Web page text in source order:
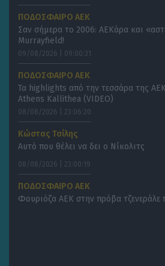
ΠΟΔΟΣΦΑΙΡΟ ΑΕΚ
Σαν σήμερα το 2006: ΑΕΚάρα και
Murrayfield!
09/08/2026 | 09:00:31
ΠΟΔΟΣΦΑΙΡΟ ΑΕΚ
Τα highlights από την τεσσάρα της
Athens Kallithea (VIDEO)
08/08/2026 | 23:06:20
Κώστας Τσίλης
Αυτό που θέλει να δει ο Νίκολιτς
08/08/2026 | 23:00:19
ΠΟΔΟΣΦΑΙΡΟ ΑΕΚ
Φουριόζα ΑΕΚ στην πρόβα τζενεράλε